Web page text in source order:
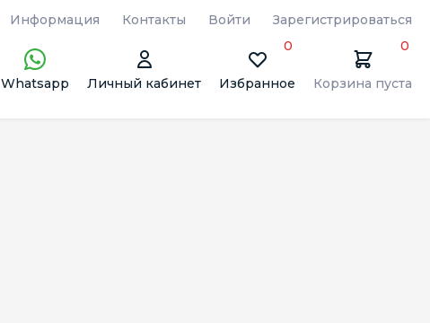
Информация Контакты Войти Зарегистрироваться
Whatsapp Личный кабинет Избранное
0
Корзина пуста
0